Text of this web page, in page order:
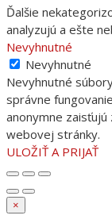
Ďalšie
analyzujú a ešte
Nevyhnutné
Nevyhnutné
Nevyhnutné
správne
anonymne
webovej stránky.
ULOŽIŤ A PRIJAŤ
×